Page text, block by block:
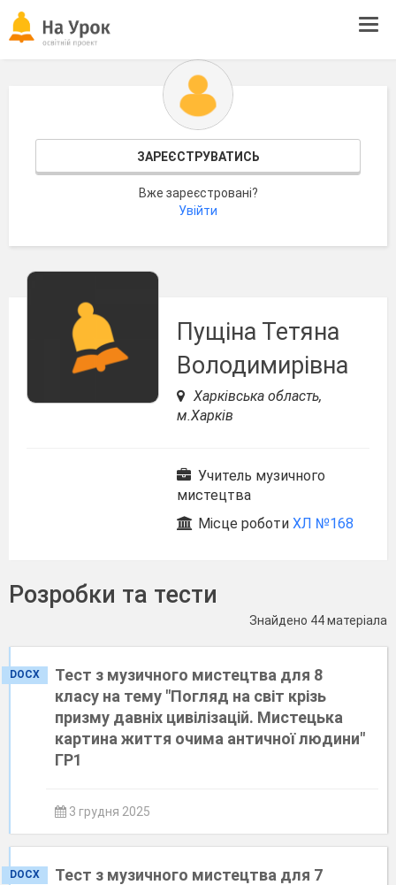
ЗАРЕЄСТРУВАТИСЬ
Вже зареєстровані?
Увійти
Пущіна Тетяна
Володимирівна
Харківська область,
м.Харків
Учитель музичного
мистецтва
Місце роботи ХЛ №168
Розробки та тести
Знайдено 44 матеріала
DOCX
Тест з музичного мистецтва для 8
класу на тему "Погляд на світ крізь
призму давніх цивілізацій. Мистецька
картина життя очима античної людини"
ГР1
3 грудня 2025
DOCX
Тест з музичного мистецтва для 7